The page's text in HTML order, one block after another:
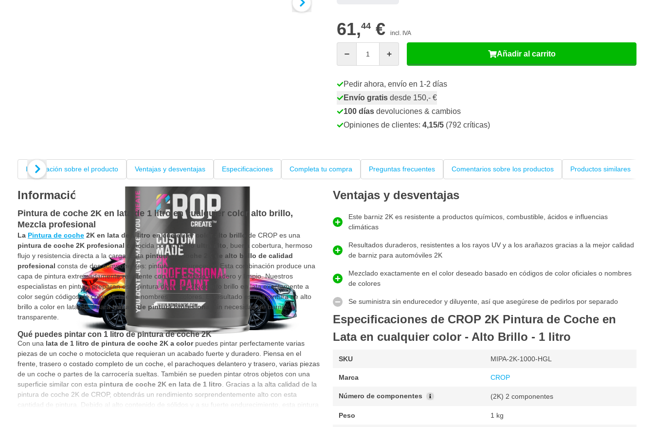
61,44 € incl. IVA
Añadir al carrito
Pedir ahora, envío en 1-2 días
Envío gratis desde 150,- €
100 días devoluciones & cambios
Opiniones de clientes: 4,15/5 (792 críticas)
Información sobre el producto Ventajas y desventajas Especificaciones Completa tu compra Preguntas frecuentes Comentarios sobre los productos Productos similares
Información sobre el producto
Pintura de coche 2K en lata de 1 litro en cualquier color alto brillo,
Mezcla profesional
La Pintura de coche 2K en lata de 1 litro en cualquier color alto brillo
de CROP es una
pintura de coche 2K profesional conocida por subrillo ultra alto , buena cobertura, hermoso
flujo y resistencia directa a la carga. Esta pintura de coche 2K de alto brillo de calidad
profesional consta de dos componentes: pintura y endurecedor. Esta combinación produce una
capa de pintura extremadamente resistente con un resultado duradero y limpio. Nuestros
especialistas en pintura preparan esta pintura de coche 2K de alto brillo en lata exactamente a
color según códigos de color oficiales o nombres de colores. El resultado es una pintura de alto
brillo a color en lata ideal paratrabajo de pintura profesional
sin necesidad de barniz
transparente.
Qué puedes pintar con 1 litro de pintura de coche 2K
Con una lata de 1 litro de pintura de coche 2K a colorpuedes pintar perfectamente varias
piezas de un coche o motocicleta que requieran un acabado fuerte y duradero. Piensa en el
frente, trasero o costado completo de un coche, el parachoques delantero y trasero, varias piezas
de un coche o partes de la carrocería sueltas. También se pueden pintar otros objetos con una
superficie similar con esta pintura de coche 2K en lata de 1 litro . Gracias a la alta calidad de la
pintura de coche 2K de CROP, obtendrás un rendimiento sorprendentemente alto con esta
cantidad de pintura. Debido al alto contenido de sólidos y a su fuerte endurecimiento, esta pintura
Ventajas y desventajas
Este barniz 2K es resistente a productos químicos, combustible, ácidos e influencias
climáticas
Resultados duraderos, resistentes a los rayos UV y a los arañazos gracias a la mejor calidad
de barniz para automóviles 2K
Mezclado exactamente en el color deseado basado en códigos de color oficiales o nombres
de colores
Se suministra sin endurecedor y diluyente, así que asegúrese de pedirlos por separado
Especificaciones de CROP 2K Pintura de Coche en
Lata en cualquier color - Alto Brillo - 1 litro
SKU MIPA-2K-1000-HGL
Marca CROP
Número de componentes (2K) 2 componentes
Peso 1 kg